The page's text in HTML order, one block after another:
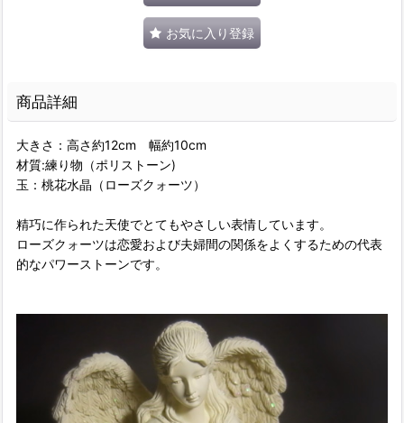
お気に入り登録
商品詳細
大きさ：高さ約12cm 幅約10cm
材質:練り物（ポリストーン)
玉：桃花水晶（ローズクォーツ）
精巧に作られた天使でとてもやさしい表情しています。
ローズクォーツは恋愛および夫婦間の関係をよくするための代表
的なパワーストーンです。